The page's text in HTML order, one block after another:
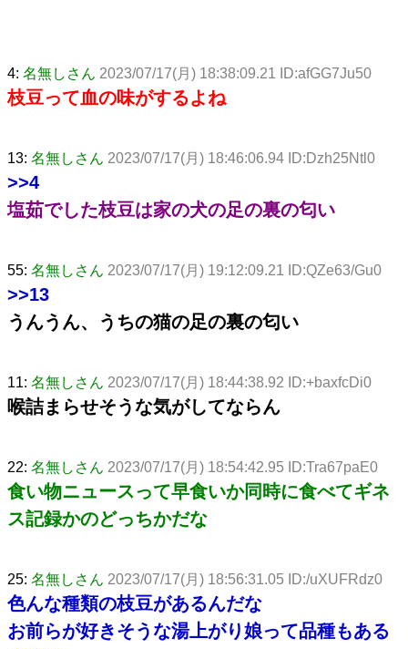
4: 名無しさん 2023/07/17(月) 18:38:09.21 ID:afGG7Ju50
枝豆って血の味がするよね
13: 名無しさん 2023/07/17(月) 18:46:06.94 ID:Dzh25Ntl0
>>4
塩茹でした枝豆は家の犬の足の裏の匂い
55: 名無しさん 2023/07/17(月) 19:12:09.21 ID:QZe63/Gu0
>>13
うんうん、うちの猫の足の裏の匂い
11: 名無しさん 2023/07/17(月) 18:44:38.92 ID:+baxfcDi0
喉詰まらせそうな気がしてならん
22: 名無しさん 2023/07/17(月) 18:54:42.95 ID:Tra67paE0
食い物ニュースって早食いか同時に食べてギネ
ス記録かのどっちかだな
25: 名無しさん 2023/07/17(月) 18:56:31.05 ID:/uXUFRdz0
色んな種類の枝豆があるんだな
お前らが好きそうな湯上がり娘って品種もある